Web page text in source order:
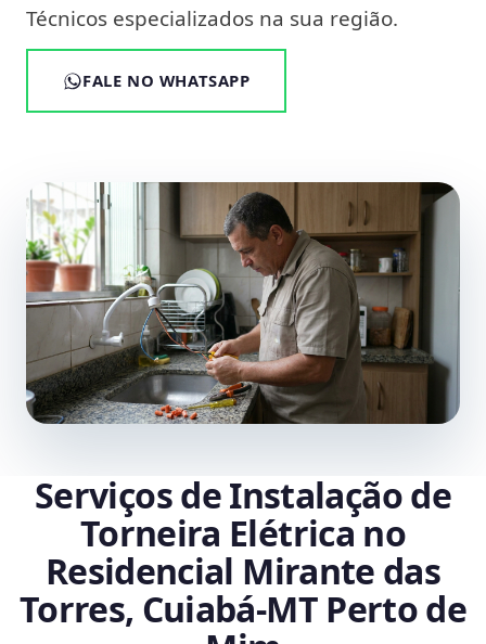
Técnicos especializados na sua região.
FALE NO WHATSAPP
Serviços de Instalação de
Torneira Elétrica no
Residencial Mirante das
Torres, Cuiabá‑MT Perto de